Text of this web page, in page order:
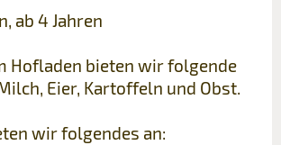
ab 4 Jahren
Hofladen bieten wir folgende
Eier, Kartoffeln und Obst.
wir folgendes an: